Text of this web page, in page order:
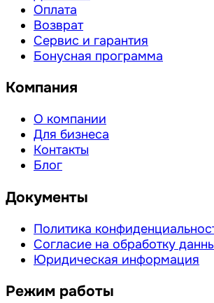
Оплата
Возврат
Сервис и гарантия
Бонусная программа
Компания
О компании
Для бизнеса
Контакты
Блог
Документы
Политика
Согласие на обработку
Юридическая информация
Режим работы